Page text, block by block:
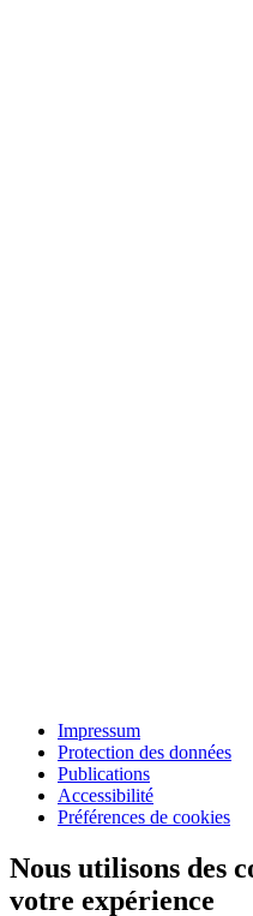
Impressum
Protection des données
Publications
Accessibilité
Préférences de cookies
Nous utilisons des
votre expérience